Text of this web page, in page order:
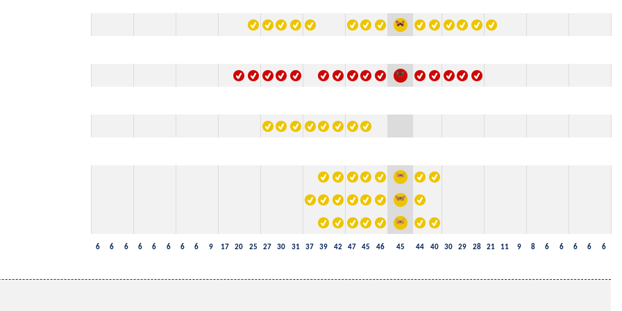
6 6 6 6 6 6 6 6 9 17 20 25 27 30 31 37 39 42 47 45 46 45 44 40 30 29 28 21 11 9 8 6 6 6 6 6